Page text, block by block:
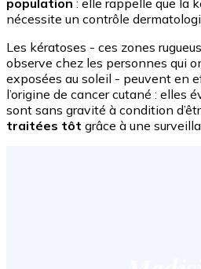
population : elle rappelle que la
nécessite un contrôle
Les kératoses - ces zones
observe chez les personnes qui
exposées au soleil - peuvent en
l’origine de cancer cutané : elles
sont sans gravité à condition
traitées tôt grâce à une